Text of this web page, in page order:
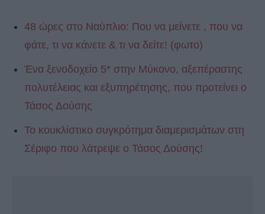
48 ώρες στο Ναύπλιο: Που να μείνετε , που να
φάτε, τι να κάνετε & τι να δείτε! (φωτο)
Ένα ξενοδοχείο 5* στην Μύκονο, αξεπέραστης
πολυτέλειας και εξυπηρέτησης, που προτείνει ο
Τάσος Δούσης
Το κουκλίστικο συγκρότημα διαμερισμάτων στη
Σέριφο που λάτρεψε ο Τάσος Δούσης!